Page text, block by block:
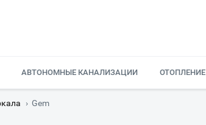
АВТОНОМНЫЕ КАНАЛИЗАЦИИ ОТОПЛЕНИЕ
› Gem